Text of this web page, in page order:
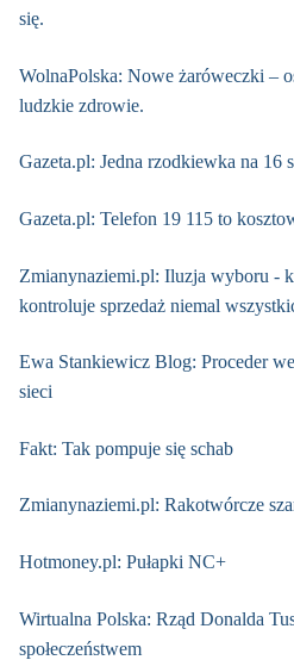
się.
WolnaPolska: Nowe żaróweczki –
ludzkie zdrowie.
Gazeta.pl: Jedna rzodkiewka na 16
Gazeta.pl: Telefon 19 115 to
Zmianynaziemi.pl: Iluzja wyboru -
kontroluje sprzedaż niemal
Ewa Stankiewicz Blog: Proceder
sieci
Fakt: Tak pompuje się schab
Zmianynaziemi.pl: Rakotwórcze
Hotmoney.pl: Pułapki NC+
Wirtualna Polska: Rząd Donalda
społeczeństwem